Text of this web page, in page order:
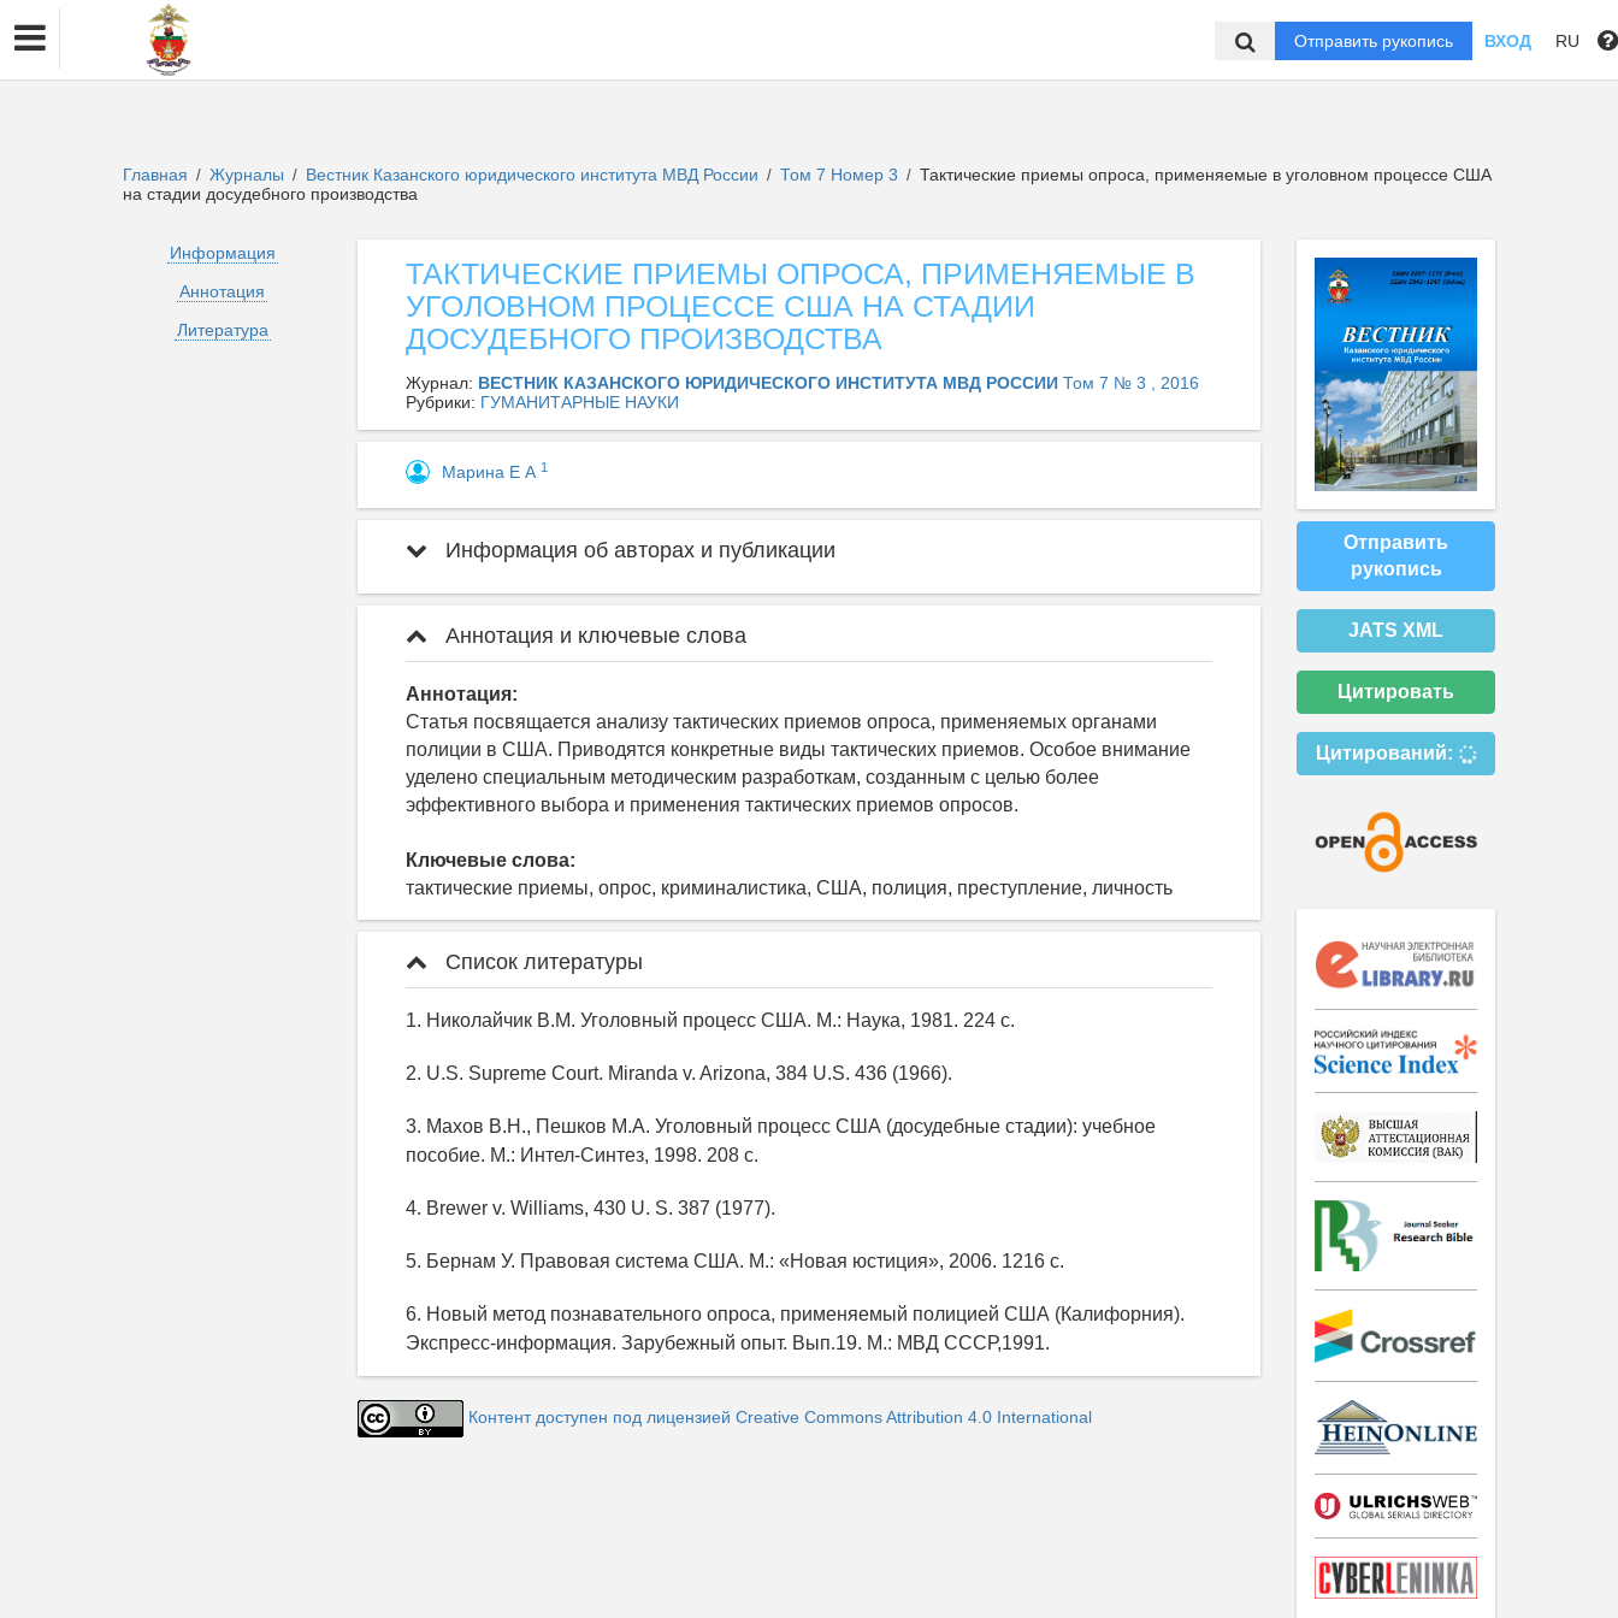
Отправить рукопись ВХОД RU
Главная / Журналы / Вестник Казанского юридического института МВД России / Том 7 Номер 3 / Тактические приемы опроса, применяемые в уголовном процессе США
на стадии досудебного производства
Информация
Аннотация
Литература
ТАКТИЧЕСКИЕ ПРИЕМЫ ОПРОСА, ПРИМЕНЯЕМЫЕ В
УГОЛОВНОМ ПРОЦЕССЕ США НА СТАДИИ
ДОСУДЕБНОГО ПРОИЗВОДСТВА
Журнал: ВЕСТНИК КАЗАНСКОГО ЮРИДИЧЕСКОГО ИНСТИТУТА МВД РОССИИ Том 7 № 3 , 2016
Рубрики: ГУМАНИТАРНЫЕ НАУКИ
Марина Е А 1
Информация об авторах и публикации
Аннотация и ключевые слова
Аннотация:
Статья посвящается анализу тактических приемов опроса, применяемых органами
полиции в США. Приводятся конкретные виды тактических приемов. Особое внимание
уделено специальным методическим разработкам, созданным с целью более
эффективного выбора и применения тактических приемов опросов.
Ключевые слова:
тактические приемы, опрос, криминалистика, США, полиция, преступление, личность
Список литературы
1. Николайчик В.М. Уголовный процесс США. М.: Наука, 1981. 224 с.
2. U.S. Supreme Court. Miranda v. Arizona, 384 U.S. 436 (1966).
3. Махов В.Н., Пешков М.А. Уголовный процесс США (досудебные стадии): учебное
пособие. М.: Интел-Синтез, 1998. 208 с.
4. Brewer v. Williams, 430 U. S. 387 (1977).
5. Бернам У. Правовая система США. М.: «Новая юстиция», 2006. 1216 с.
6. Новый метод познавательного опроса, применяемый полицией США (Калифорния).
Экспресс-информация. Зарубежный опыт. Вып.19. М.: МВД СССР,1991.
Контент доступен под лицензией Creative Commons Attribution 4.0 International
Отправить
рукопись
JATS XML
Цитировать
Цитирований: